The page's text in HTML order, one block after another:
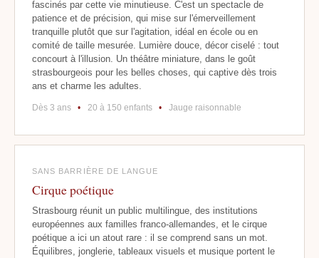
fascinés par cette vie minutieuse. C'est un spectacle de
patience et de précision, qui mise sur l'émerveillement
tranquille plutôt que sur l'agitation, idéal en école ou en
comité de taille mesurée. Lumière douce, décor ciselé : tout
concourt à l'illusion. Un théâtre miniature, dans le goût
strasbourgeois pour les belles choses, qui captive dès trois
ans et charme les adultes.
Dès 3 ans • 20 à 150 enfants • Jauge raisonnable
SANS BARRIÈRE DE LANGUE
Cirque poétique
Strasbourg réunit un public multilingue, des institutions
européennes aux familles franco-allemandes, et le cirque
poétique a ici un atout rare : il se comprend sans un mot.
Équilibres, jonglerie, tableaux visuels et musique portent le